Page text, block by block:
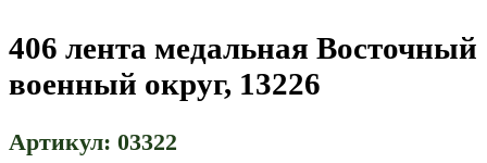
406 лента медальная Восточный
военный округ, 13226
Артикул: 03322